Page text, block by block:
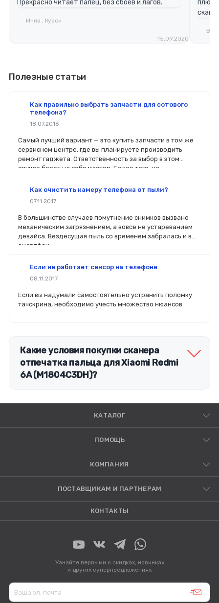
Прекрасно читает палец, без сбоев и лагов.
Инна , Курск
15.09.2020
плюс
Полезные статьи
Как правильно выбрать запчасти для сотового
телефона?
18.07.2016
Самый лучший вариант — это купить запчасти в том же
сервисном центре, где вы планируете производить
ремонт гаджета. Ответственность за выбор в этом
случае берет на себя мастер. Более того, на
вы планируете делать ремонт самостоятельно, то выбор
перед покупкой нового модуля старый был в руках. Так
легче сориентироваться в разъемах, элементах
крепления, электрических параметрах и прочих
характеристиках.
Как очистить камеру телефона от пыли?
07.11.2017
В большинстве случаев помутнение снимков вызвано
механическим загрязнением, а вовсе не устареванием
девайса. Вездесущая пыль со временем забралась и в
смартфон.
Если не работает сенсор на телефоне
08.11.2017
Если вы надумали самостоятельно устранить поломку
тачскрина, необходимо учесть множество нюансов.
Какие условия покупки сканера
отпечатка пальца для Xiaomi Redmi
6A (M1804C3DH)?
КАТАЛОГ
ПОМОЩЬ
КОМПАНИЯ
ПОСТАВЩИКАМ И ПАРТНЕРАМ
КОНТАКТЫ
Узнайте первыми о скидках, новинках
и других суперпредложениях